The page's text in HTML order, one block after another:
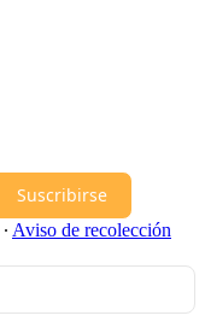
Suscribirse
∙ Aviso de recolección